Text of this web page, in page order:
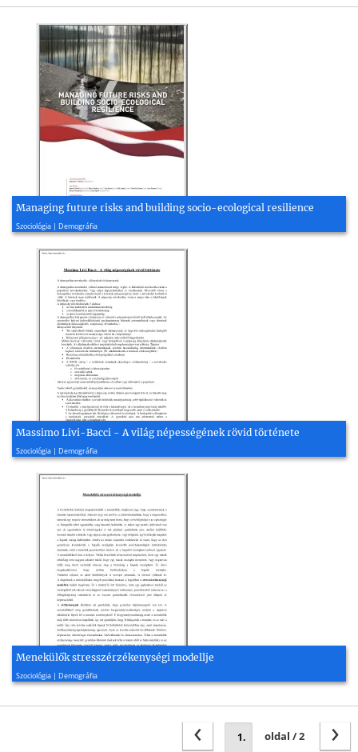
Managing future risks and building socio-ecological resilience
Szociológia | Demográfia
2021, 50 oldal
Massimo Livi-Bacci - A világ népességének rövid története
Szociológia | Demográfia
2005, 4 oldal
Menekülők stresszérzékenységi modellje
Szociológia | Demográfia
2011, 5 oldal
›
oldal / 2
‹